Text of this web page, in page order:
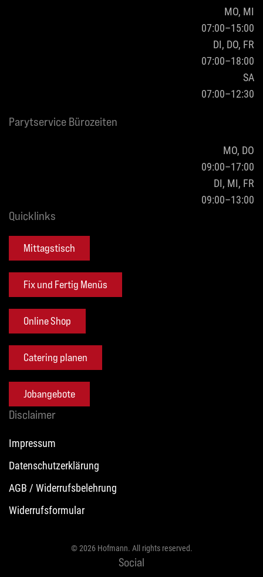
MO, MI
07:00–15:00
DI, DO, FR
07:00–18:00
SA
07:00–12:30
Parytservice Bürozeiten
MO, DO
09:00–17:00
DI, MI, FR
09:00–13:00
Quicklinks
Mittagstisch
Fix und Fertig Menüs
Online Shop
Catering planen
Jobangebote
Disclaimer
Impressum
Datenschutzerklärung
AGB / Widerrufsbelehrung
Widerrufsformular
©2026Hofmann. All rights reserved.
Social